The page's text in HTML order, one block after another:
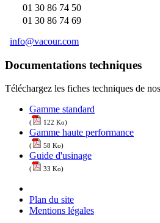
01 30 86 74 50
01 30 86 74 69
info@vacour.com
Documentations techniques
Téléchargez les fiches techniques de
Gamme standard
( 122 Ko)
Gamme haute performance
( 58 Ko)
Guide d'usinage
( 33 Ko)
Plan du site
Mentions légales